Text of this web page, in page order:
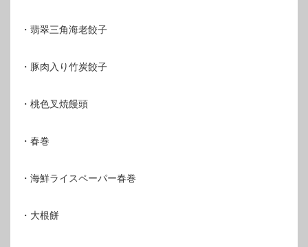
・翡翠三角海老餃子
・豚肉入り竹炭餃子
・桃色叉焼饅頭
・春巻
・海鮮ライスペーパー春巻
・大根餅